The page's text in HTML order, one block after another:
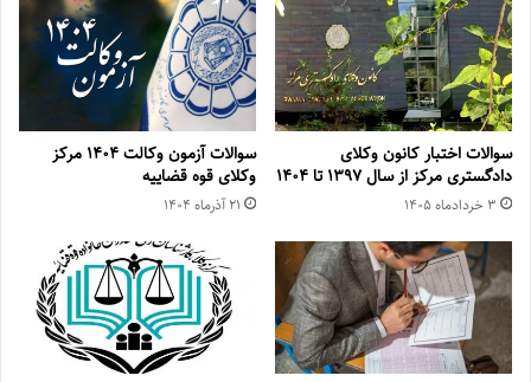
سوالات اختبار کانون وکلای
دادگستری مرکز از سال ۱۳۹۷ تا ۱۴۰۴
۳ خرداد‌ماه ۱۴۰۵
سوالات آزمون وکالت ۱۴۰۴ مرکز
وکلای قوه قضاییه
۲۱ آذر‌ماه ۱۴۰۴